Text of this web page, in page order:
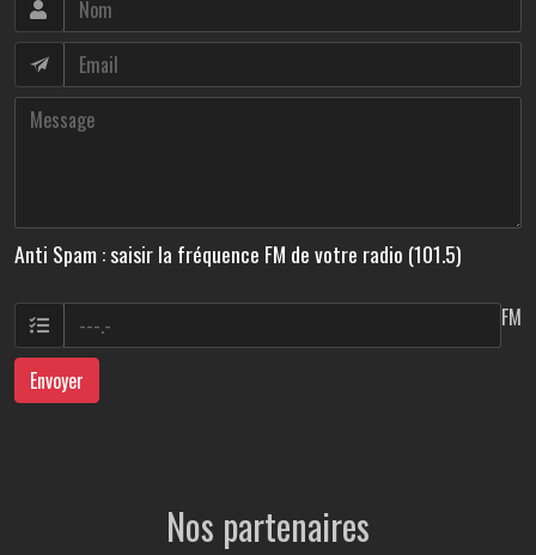
Anti Spam : saisir la fréquence FM de votre radio (101.5)
FM
Envoyer
Nos partenaires